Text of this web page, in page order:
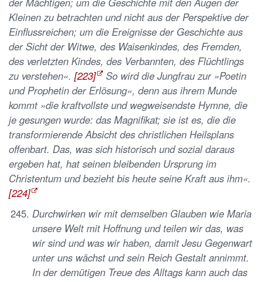
Kleinen zu betrachten und nicht aus der Perspektive der
Einflussreichen; um die Ereignisse der Geschichte aus
der Sicht der Witwe, des Waisenkindes, des Fremden,
des verletzten Kindes, des Verbannten, des Flüchtlings
zu verstehen«. [223]
So wird die Jungfrau zur »Poetin
und Prophetin der Erlösung«, denn aus ihrem Munde
kommt »die kraftvollste und wegweisendste Hymne, die
je gesungen wurde: das Magnifikat; sie ist es, die die
transformierende Absicht des christlichen Heilsplans
offenbart. Das, was sich historisch und sozial daraus
ergeben hat, hat seinen bleibenden Ursprung im
Christentum und bezieht bis heute seine Kraft aus ihm«.
[224]
Durchwirken wir mit demselben Glauben wie Maria
unsere Welt mit Hoffnung und teilen wir das, was
wir sind und was wir haben, damit Jesu Gegenwart
unter uns wächst und sein Reich Gestalt annimmt.
In der demütigen Treue des Alltags kann auch das